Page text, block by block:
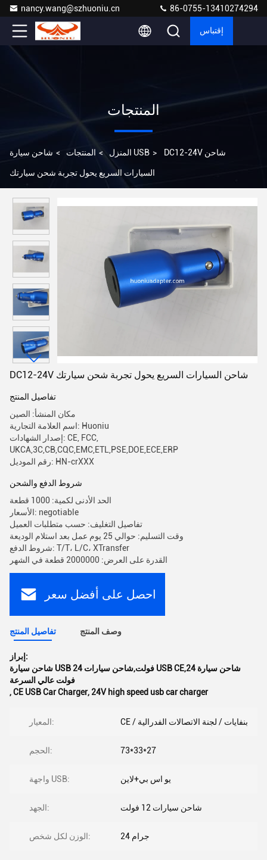
nancy.wang@szhuoniu.cn 86-0755-13410274294
إقتباس
المنتجات
المنزل > المنتجات > شاحن سيارة USB > DC12-24V شاحن
السيارات السريع يحول تجربة شحن سيارتك
DC12-24V شاحن السيارات السريع يحول تجربة شحن سيارتك
تفاصيل المنتج
مكان المنشأ: الصين
اسم العلامة التجارية: Huoniu
إصدار الشهادات: CE, FCC,
UKCA,3C,CB,CQC,EMC,ETL,PSE,DOE,ECE,ERP
رقم الموديل: HN-crXXX
شروط الدفع والشحن
الحد الأدنى لكمية: 1000 قطعة
الأسعار: negotiable
تفاصيل التغليف: حسب متطلبات العميل
وقت التسليم: حوالي 25 يوم عمل بعد استلام الوديعة
شروط الدفع: T/T، L/C، XTransfer
القدرة على العرض: 2000000 قطعة في الشهر
احصل على أفضل سعر
تفاصيل المنتج وصف المنتج
إبراز:
شاحن سيارة USB 24 فولت,شاحن سيارات USB CE,شاحن سيارة 24
فولت عالي السرعة
,CE USB Car Charger, 24V high speed usb car charger
المعيار: CE / بنفايات / لجنة الاتصالات الفدرالية
الحجم: 73*33*27
واجهة USB: يو اس بي+لاين
الجهد: شاحن سيارات 12 فولت
الوزن لكل شخص: 24 جرام